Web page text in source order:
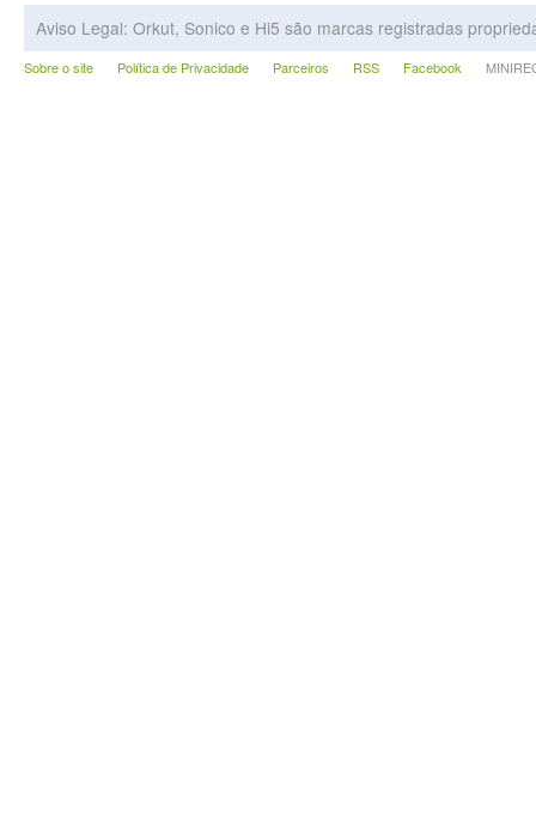
Aviso Legal: Orkut, Sonico e Hi5 são marcas registradas
Sobre o site Política de Privacidade Parceiros RSS Facebook